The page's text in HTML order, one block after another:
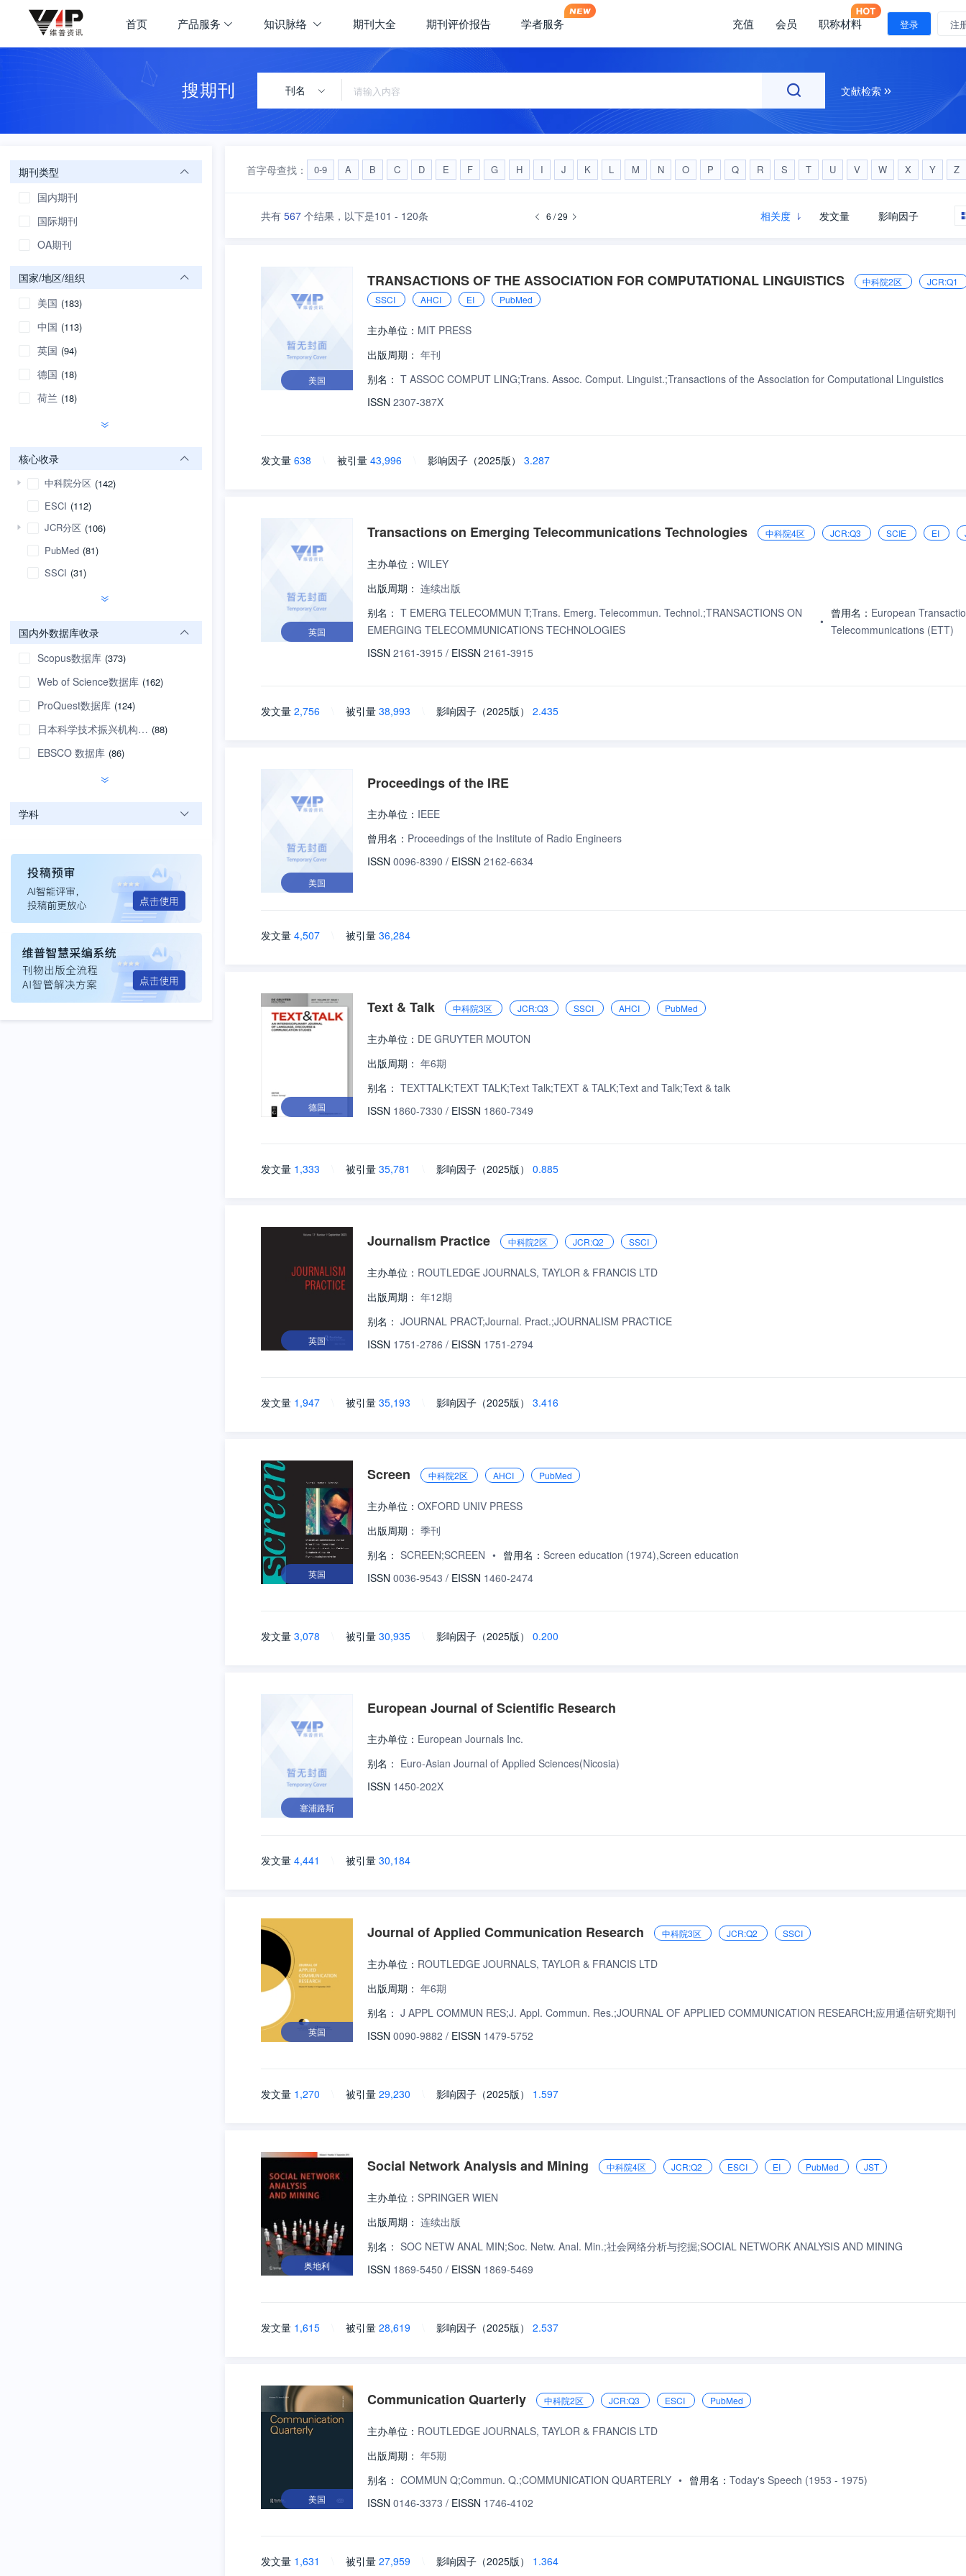
首页 产品服务 知识脉络 期刊大全 期刊评价报告 学者服务 充值 会员 职称材料 登录 注
期刊大全 首页 学科导航 注册
搜期刊 刊名 文献检索
期刊类型
国内期刊
国际期刊
OA期刊
国家/地区/组织
美国 (183)
中国 (113)
英国 (94)
德国 (18)
荷兰 (18)
核心收录
中科院分区 (142)
ESCI (112)
JCR分区 (106)
PubMed (81)
SSCI (31)
国内外数据库收录
Scopus数据库 (373)
Web of Science数据库 (162)
ProQuest数据库 (124)
日本科学技术振兴机构数据库 (88)
EBSCO 数据库 (86)
学科
首字母查找： 0-9 A B C D E F G H I J K L M N O P Q R S T U V W X Y Z
共有 567 个结果， 以下是101 - 120条 6 / 29 相关度 发文量 影响因子
美国
TRANSACTIONS OF THE ASSOCIATION FOR COMPUTATIONAL LINGUISTICS 中科院2区
JCR:Q1
SSCI
AHCI EI PubMed
主办单位： MIT PRESS
出版周期： 年刊
别名： T ASSOC COMPUT LING;Trans. Assoc. Comput. Linguist.;Transactions of the Association for Computational Linguistics
ISSN 2307-387X
发文量 638 被引量 43,996 影响因子（2025版） 3.287
英国
Transactions on Emerging Telecommunications Technologies 中科院4区 JCR:Q3 SCIE EI
主办单位： WILEY
出版周期： 连续出版
别名： T EMERG TELECOMMUN T;Trans. Emerg. Telecommun. Technol.;TRANSACTIONS ON
EMERGING TELECOMMUNICATIONS TECHNOLOGIES
•
曾用名： European
Telecommunications (ETT)
ISSN 2161-3915 / EISSN 2161-3915
发文量 2,756 被引量 38,993 影响因子（2025版） 2.435
美国
Proceedings of the IRE
主办单位： IEEE
曾用名： Proceedings of the Institute of Radio Engineers
ISSN 0096-8390 / EISSN 2162-6634
发文量 4,507 被引量 36,284
德国
Text & Talk 中科院3区 JCR:Q3 SSCI AHCI PubMed
主办单位： DE GRUYTER MOUTON
出版周期： 年6期
别名： TEXTTALK;TEXT TALK;Text Talk;TEXT & TALK;Text and Talk;Text & talk
ISSN 1860-7330 / EISSN 1860-7349
发文量 1,333 被引量 35,781 影响因子（2025版） 0.885
英国
Journalism Practice 中科院2区 JCR:Q2 SSCI
主办单位： ROUTLEDGE JOURNALS, TAYLOR & FRANCIS LTD
出版周期： 年12期
别名： JOURNAL PRACT;Journal. Pract.;JOURNALISM PRACTICE
ISSN 1751-2786 / EISSN 1751-2794
发文量 1,947 被引量 35,193 影响因子（2025版） 3.416
英国
Screen 中科院2区 AHCI PubMed
主办单位： OXFORD UNIV PRESS
出版周期： 季刊
别名： SCREEN;SCREEN • 曾用名： Screen education (1974),Screen education
ISSN 0036-9543 / EISSN 1460-2474
发文量 3,078 被引量 30,935 影响因子（2025版） 0.200
塞浦路斯
European Journal of Scientific Research
主办单位： European Journals Inc.
别名： Euro-Asian Journal of Applied Sciences(Nicosia)
ISSN 1450-202X
发文量 4,441 被引量 30,184
英国
Journal of Applied Communication Research 中科院3区 JCR:Q2 SSCI
主办单位： ROUTLEDGE JOURNALS, TAYLOR & FRANCIS LTD
出版周期： 年6期
别名： J APPL COMMUN RES;J. Appl. Commun. Res.;JOURNAL OF APPLIED COMMUNICATION RESEARCH;应用通信研究期刊
ISSN 0090-9882 / EISSN 1479-5752
发文量 1,270 被引量 29,230 影响因子（2025版） 1.597
奥地利
Social Network Analysis and Mining 中科院4区 JCR:Q2 ESCI EI PubMed JST
主办单位： SPRINGER WIEN
出版周期： 连续出版
别名： SOC NETW ANAL MIN;Soc. Netw. Anal. Min.;社会网络分析与挖掘;SOCIAL NETWORK ANALYSIS AND MINING
ISSN 1869-5450 / EISSN 1869-5469
发文量 1,615 被引量 28,619 影响因子（2025版） 2.537
美国
Communication Quarterly 中科院2区 JCR:Q3 ESCI PubMed
主办单位： ROUTLEDGE JOURNALS, TAYLOR & FRANCIS LTD
出版周期： 年5期
别名： COMMUN Q;Commun. Q.;COMMUNICATION QUARTERLY • 曾用名： Today's Speech (1953 - 1975)
ISSN 0146-3373 / EISSN 1746-4102
发文量 1,631 被引量 27,959 影响因子（2025版） 1.364